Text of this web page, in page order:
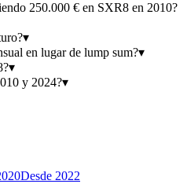
250.000 € en SXR8 en 2010?
▾
en lugar de lump sum?▾
▾
y 2024?▾
Desde 2022